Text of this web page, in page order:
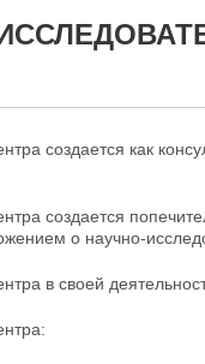
создается как
создается
о научно-
в своей